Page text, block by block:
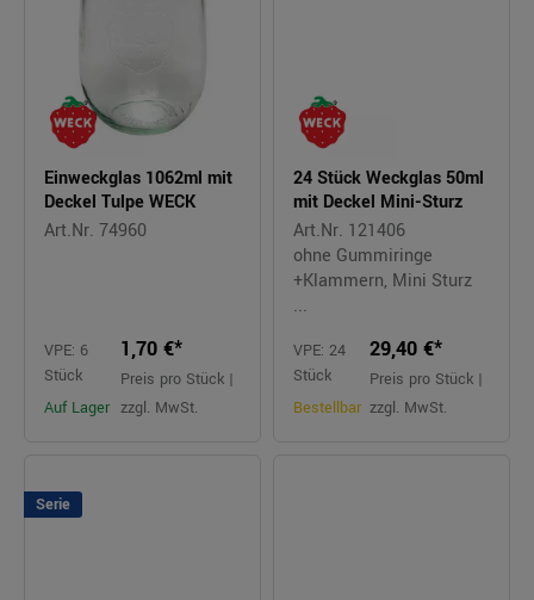
Einweckglas 1062ml mit
Deckel Tulpe WECK
Art.Nr. 74960
VPE: 6
Stück
Auf Lager
1,70 €*
Preis pro Stück |
zzgl. MwSt.
24 Stück Weckglas 50ml
mit Deckel Mini-Sturz
Art.Nr. 121406
ohne Gummiringe
+Klammern, Mini Sturz
...
VPE: 24
Stück
Bestellbar
29,40 €*
Preis pro Stück |
zzgl. MwSt.
Serie